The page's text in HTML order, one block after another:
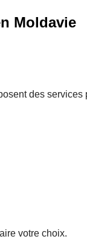
Moldavie
des services
votre choix.